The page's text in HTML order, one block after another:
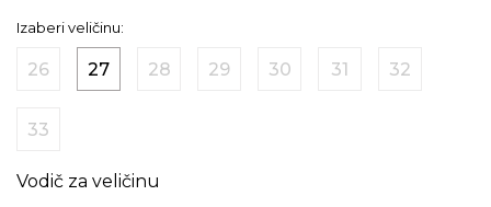
Izaberi veličinu:
26 27 28 29 30 31 32
33
Vodič za veličinu